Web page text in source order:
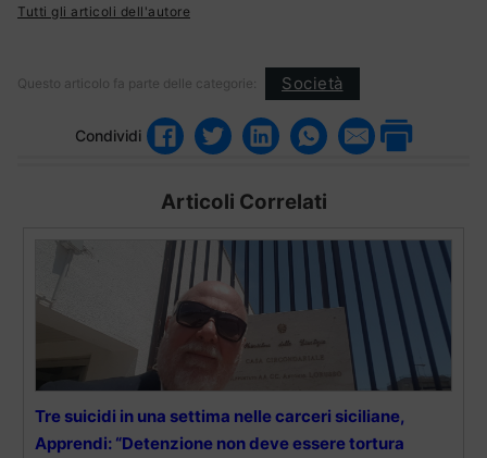
Tutti gli articoli dell'autore
Questo articolo fa parte delle categorie: Società
Condividi
Articoli Correlati
Tre suicidi in una settima nelle carceri siciliane,
Apprendi: “Detenzione non deve essere tortura